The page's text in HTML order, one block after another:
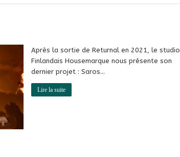
Après la sortie de Returnal en 2021, le studio
Finlandais Housemarque nous présente son
dernier projet : Saros…
Lire la suite